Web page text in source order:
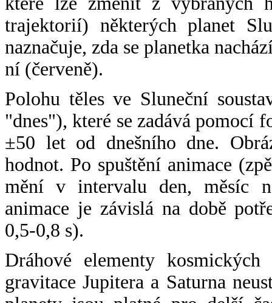
trajektorií) některých planet
naznačuje, zda se planetka
ní (červeně).
Polohu těles ve Sluneční
"dnes"), které se zadává pomocí
±50 let od dnešního dne.
hodnot. Po spuštění animace
mění v intervalu den, měsíc
animace je závislá na době
0,5-0,8 s).
Dráhové elementy
gravitace Jupitera a Saturna